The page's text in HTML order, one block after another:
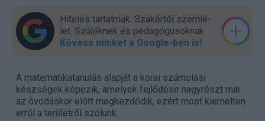
Hiteles tartalmak. Szakér­tői szem­lé­
let. Szülők­nek és pedagógu­sok­nak.
Kövess minket a Google-ben is!
A matematikatanulás alapját a korai számolási
készségek képezik, amelyek fejlődése nagyrészt már
az óvodáskor előtt megkezdődik, ezért most kiemelten
erről a területről szólunk.